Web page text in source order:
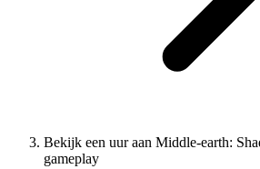
Bekijk een uur aan Middle-earth:
gameplay